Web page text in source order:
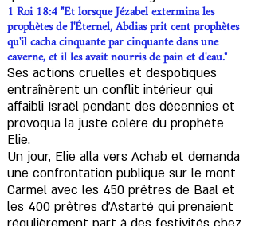
1 Roi 18:4 "Et lorsque Jézabel extermina les
prophètes de l'Éternel, Abdias prit cent prophètes
qu'il cacha cinquante par cinquante dans une
caverne, et il les avait nourris de pain et d'eau."
Ses actions cruelles et despotiques
entraînèrent un conflit intérieur qui
affaibli Israël pendant des décennies et
provoqua la juste colère du prophète
Elie.
Un jour, Elie alla vers Achab et demanda
une confrontation publique sur le mont
Carmel avec les 450 prêtres de Baal et
les 400 prêtres d'Astarté qui prenaient